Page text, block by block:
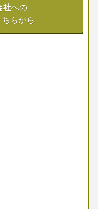
社への
らから